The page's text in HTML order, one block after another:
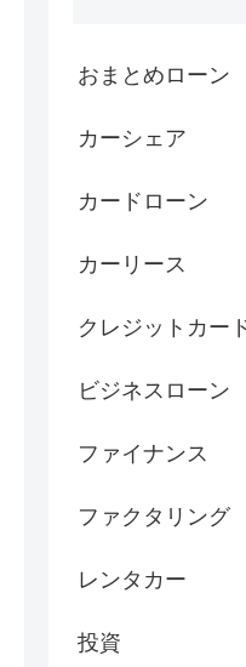
おまとめローン
カーシェア
カードローン
カーリース
クレジットカー
ビジネスローン
ファイナンス
ファクタリング
レンタカー
投資